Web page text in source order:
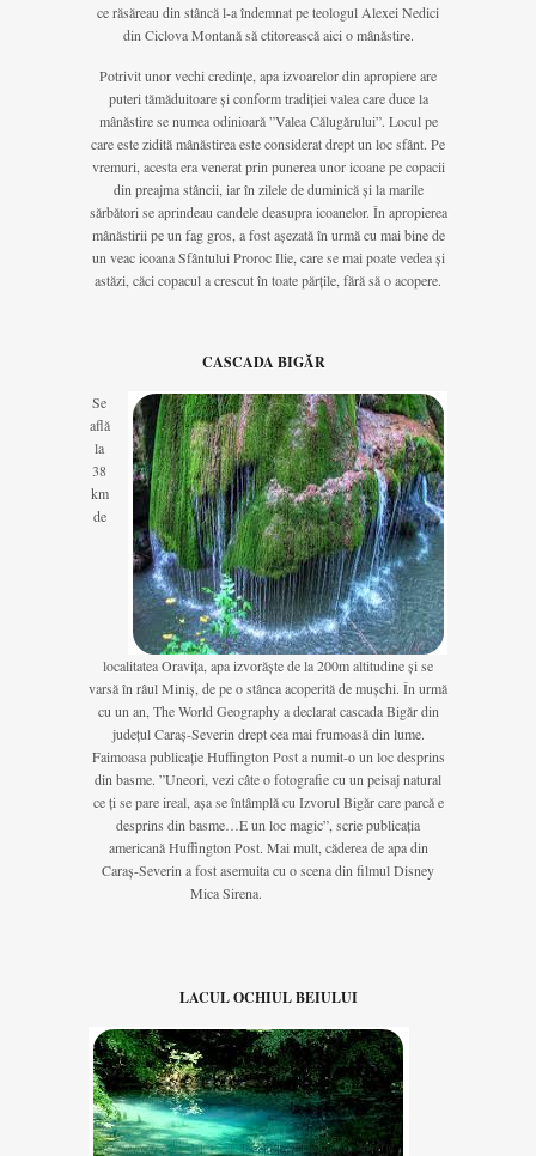
ce răsăreau din stâncă l-a îndemnat pe teologul Alexei Nedici
din Ciclova Montană să ctitorească aici o mânăstire.
Potrivit unor vechi credințe, apa izvoarelor din apropiere are
puteri tămăduitoare și conform tradiției valea care duce la
mânăstire se numea odinioară ”Valea Călugărului”. Locul pe
care este zidită mânăstirea este considerat drept un loc sfânt. Pe
vremuri, acesta era venerat prin punerea unor icoane pe copacii
din preajma stâncii, iar în zilele de duminică și la marile
sărbători se aprindeau candele deasupra icoanelor. În apropierea
mânăstirii pe un fag gros, a fost așezată în urmă cu mai bine de
un veac icoana Sfântului Proroc Ilie, care se mai poate vedea și
astăzi, căci copacul a crescut în toate părțile, fără să o acopere.
CASCADA BIGĂR
Se
află
la
38
km
de
localitatea Oravița, apa izvorăște de la 200m altitudine și se
varsă în râul Miniș, de pe o stânca acoperită de mușchi. În urmă
cu un an, The World Geography a declarat cascada Bigăr din
județul Caraș-Severin drept cea mai frumoasă din lume.
Faimoasa publicație Huffington Post a numit-o un loc desprins
din basme. ”Uneori, vezi câte o fotografie cu un peisaj natural
ce ți se pare ireal, așa se întâmplă cu Izvorul Bigăr care parcă e
desprins din basme…E un loc magic”, scrie publicația
americană Huffington Post. Mai mult, căderea de apa din
Caraș-Severin a fost asemuita cu o scena din filmul Disney
Mica Sirena.
LACUL OCHIUL BEIULUI